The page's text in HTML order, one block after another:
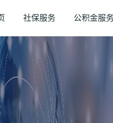
社保服务 公积金服